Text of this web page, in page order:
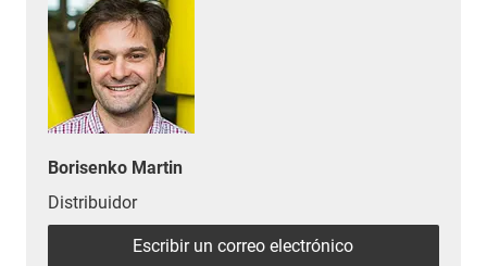
Borisenko Martin
Distribuidor
Escribir un correo electrónico